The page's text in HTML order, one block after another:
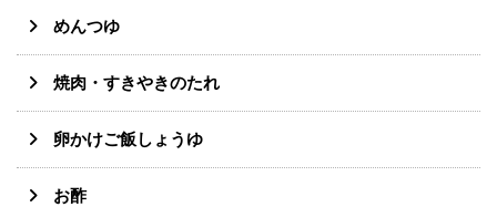
めんつゆ
焼肉・すきやきのたれ
卵かけご飯しょうゆ
お酢